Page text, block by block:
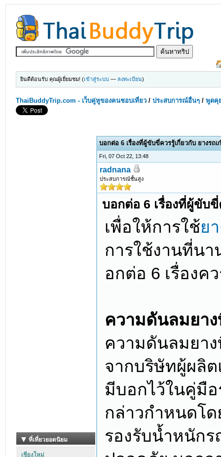
ยินดีต้อนรับ คุณผู้เยี่ยมชม! (เข้าสู่ระบบ — ลงทะเบียน)
ThaiBuddyTrip.com - เว็บคู่หูของคนชอบเที่ยว /ประสบการณ์อื่นๆ /พูดคุ
บอกต่อ 6 เรื่องที่ผู้ขับขี่ควรรู้เกี่ยวกับ ยางรถเ
Fri, 07 Oct 22, 13:48
radnana
ประสบการณ์ชั้นสูง
บอกต่อ 6 เรื่องที่ผู้ขับขี่
เพื่อให้การใช้ย
การใช้งานที่น
อกต่อ 6 เรื่องค
ความดันลมยา
ความดันลมยา
จากบริษัทผู้ผลิ
มีบอกไว้ในคู่มื
กล่าวกำหนดโ
รองรับน้ำหนัก